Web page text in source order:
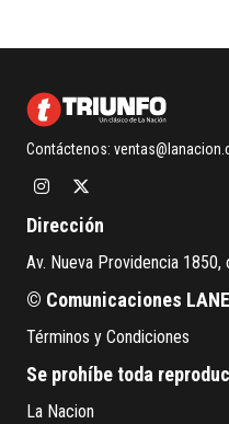
Contáctenos:
Dirección
Av. Nueva Providencia 1850,
© Comunicaciones
Términos y Condiciones
Se prohíbe toda
La Nacion